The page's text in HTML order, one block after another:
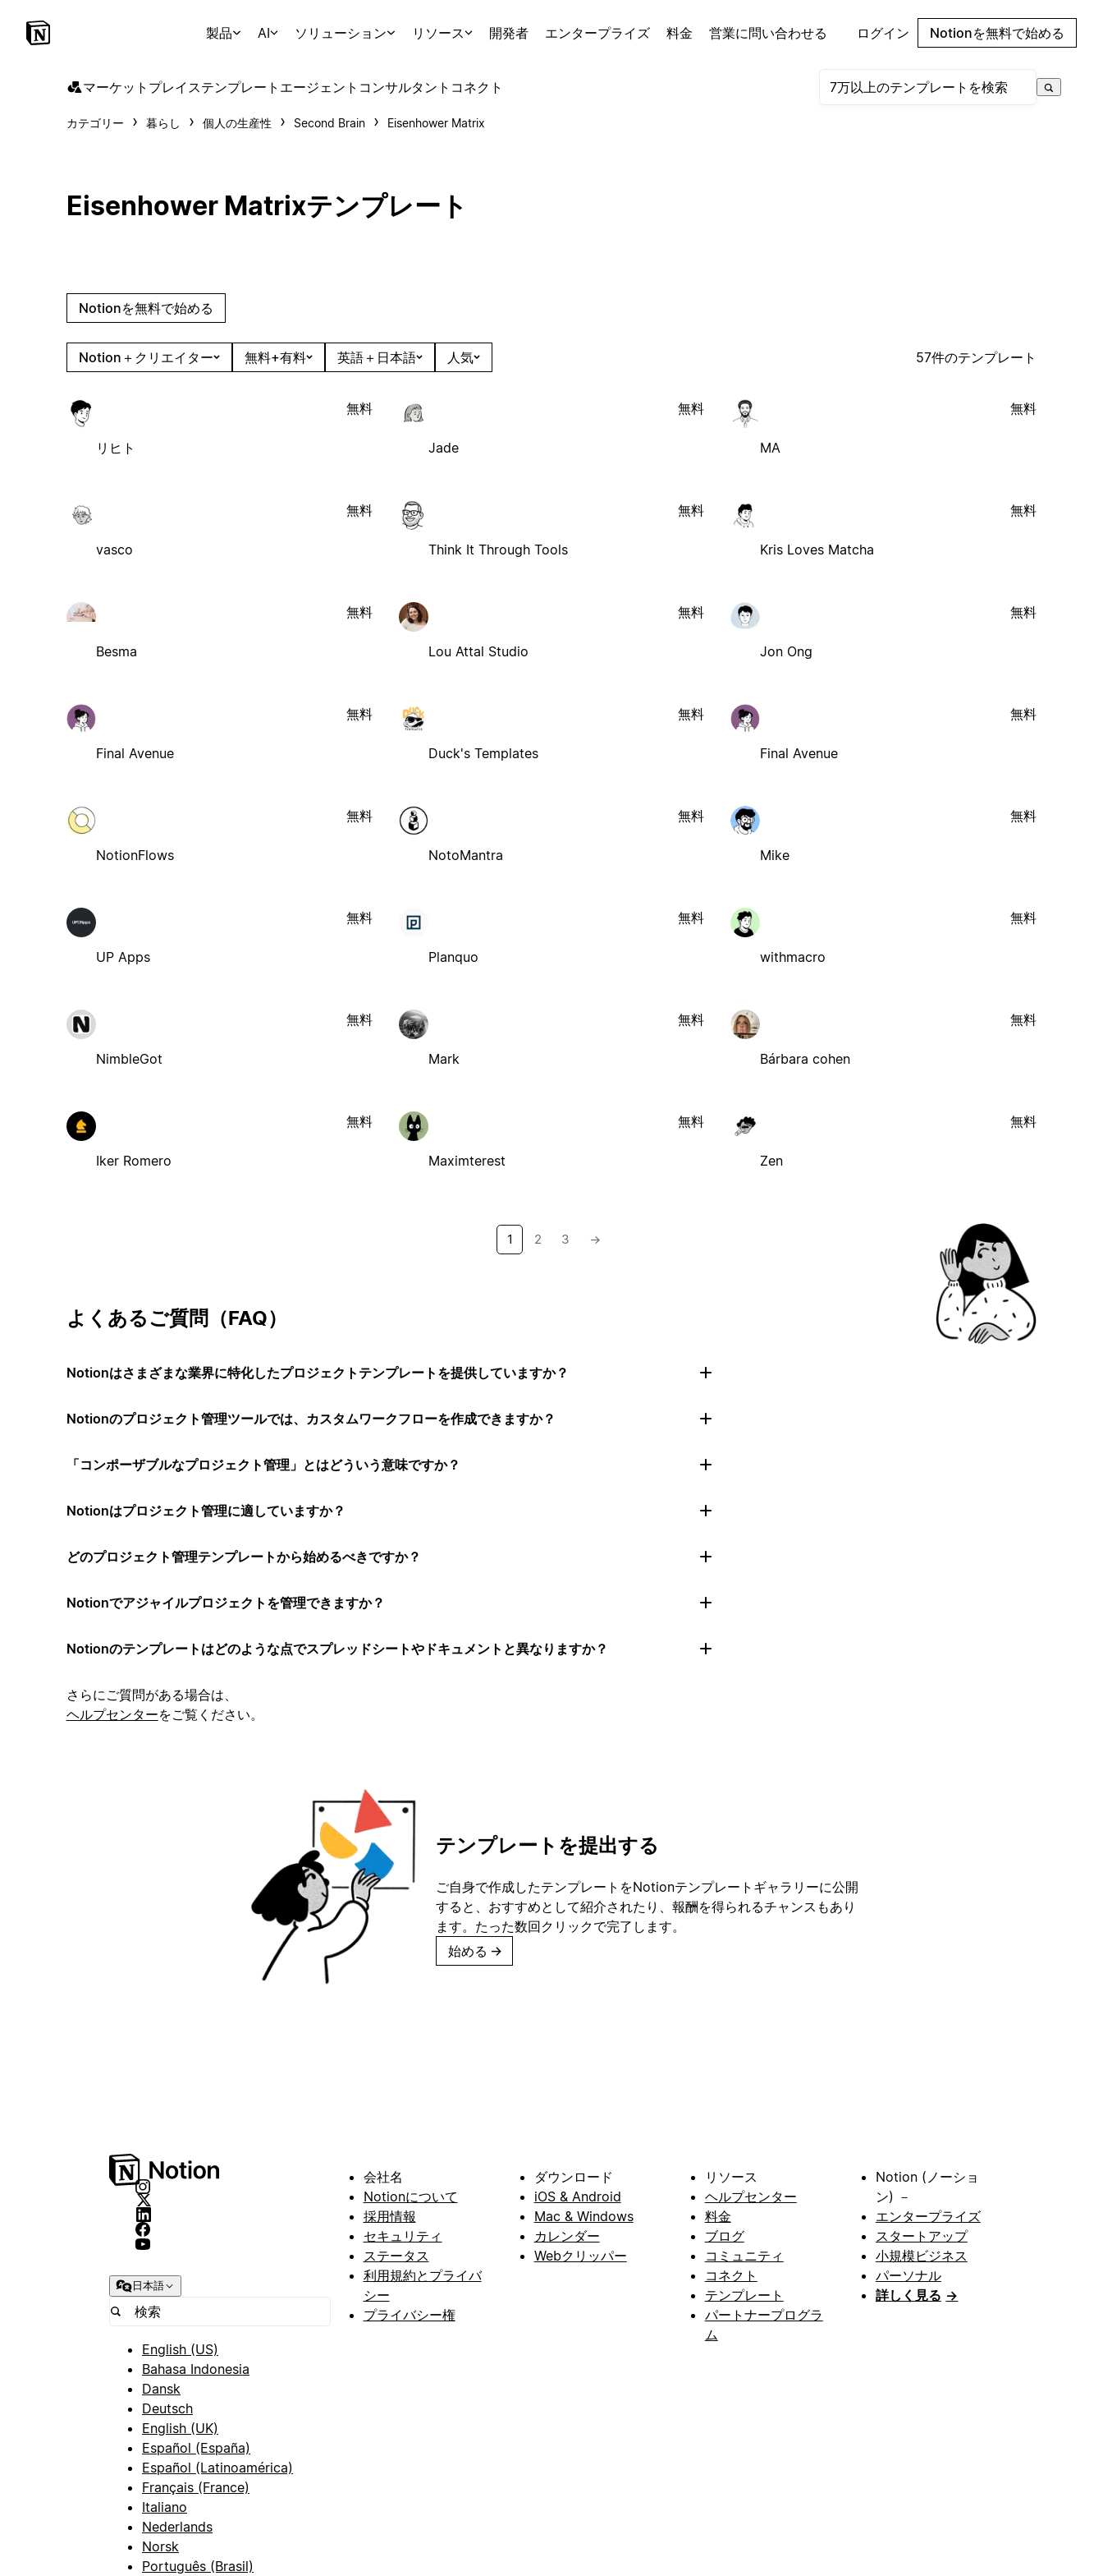
製品 AI ソリューション リソース 開発者 エンタープライズ 料金 営業に問い合わせる ログイン Notionを無料で始める
マーケットプレイステンプレート エージェント コンサルタント コネクト
カテゴリー 暮らし 個人の生産性 Second Brain Eisenhower Matrix
Eisenhower Matrixテンプレート
Notionを無料で始める
Notion＋クリエイター 無料+有料 英語＋日本語 人気 57件のテンプレート
リヒト
無料
Jade
無料
MA
無料
vasco
無料
Think It Through Tools
無料
Kris Loves Matcha
無料
Besma
無料
Lou Attal Studio
無料
Jon Ong
無料
Final Avenue
無料
Duck's Templates
無料
Final Avenue
無料
NotionFlows
無料
NotoMantra
無料
Mike
無料
UP Apps
無料
Planquo
無料
withmacro
無料
NimbleGot
無料
Mark
無料
Bárbara cohen
無料
Iker Romero
無料
Maximterest
無料
Zen
無料
1 2 3 →
よくあるご質問（FAQ）
Notionはさまざまな業界に特化したプロジェクトテンプレートを提供していますか？
Notionのプロジェクト管理ツールでは、カスタムワークフローを作成できますか？
「コンポーザブルなプロジェクト管理」とはどういう意味ですか？
Notionはプロジェクト管理に適していますか？
どのプロジェクト管理テンプレートから始めるべきですか？
Notionでアジャイルプロジェクトを管理できますか？
Notionのテンプレートはどのような点でスプレッドシートやドキュメントと異なりますか？
さらにご質問がある場合は、
ヘルプセンターをご覧ください。
テンプレートを提出する
ご自身で作成したテンプレートをNotionテンプレートギャラリーに公開
すると、おすすめとして紹介されたり、報酬を得られるチャンスもあり
ます。たった数回クリックで完了します。
始める →
日本語
English (US)
Bahasa Indonesia
Dansk
Deutsch
English (UK)
Español (España)
Español (Latinoamérica)
Français (France)
Italiano
Nederlands
Norsk
Português (Brasil)
会社名
Notionについて
採用情報
セキュリティ
ステータス
利用規約とプライバ
シー
プライバシー権
ダウンロード
iOS & Android
Mac & Windows
カレンダー
Webクリッパー
リソース
ヘルプセンター
料金
ブログ
コミュニティ
コネクト
テンプレート
パートナープログラ
ム
Notion (ノーショ
ン) －
エンタープライズ
スタートアップ
小規模ビジネス
パーソナル
詳しく見る →